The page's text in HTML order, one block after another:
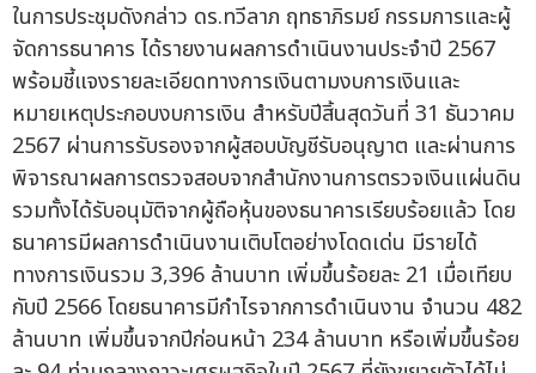
ในการประชุมดังกล่าว ดร.ทวีลาภ ฤทธาภิรมย์ กรรมการและผู้
จัดการธนาคาร ได้รายงานผลการดำเนินงานประจำปี 2567
พร้อมชี้แจงรายละเอียดทางการเงินตามงบการเงินและ
หมายเหตุประกอบงบการเงิน สำหรับปีสิ้นสุดวันที่ 31 ธันวาคม
2567 ผ่านการรับรองจากผู้สอบบัญชีรับอนุญาต และผ่านการ
พิจารณาผลการตรวจสอบจากสำนักงานการตรวจเงินแผ่นดิน
รวมทั้งได้รับอนุมัติจากผู้ถือหุ้นของธนาคารเรียบร้อยแล้ว โดย
ธนาคารมีผลการดำเนินงานเติบโตอย่างโดดเด่น มีรายได้
ทางการเงินรวม 3,396 ล้านบาท เพิ่มขึ้นร้อยละ 21 เมื่อเทียบ
กับปี 2566 โดยธนาคารมีกำไรจากการดำเนินงาน จำนวน 482
ล้านบาท เพิ่มขึ้นจากปีก่อนหน้า 234 ล้านบาท หรือเพิ่มขึ้นร้อย